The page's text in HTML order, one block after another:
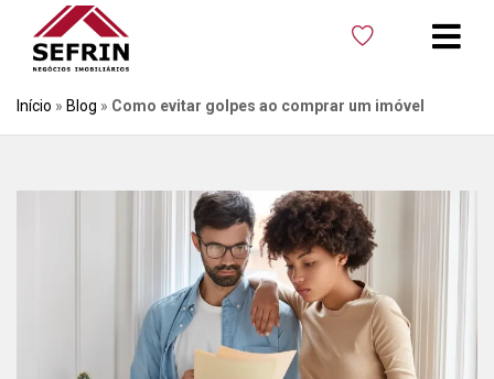
Início » Blog » Como evitar golpes ao comprar um imóvel